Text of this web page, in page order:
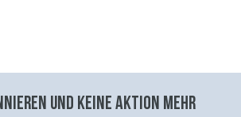
und keine aktion mehr